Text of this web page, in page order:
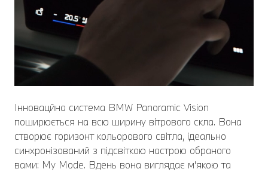
Інновацйна система BMW Panoramic Vision
поширюється на всю ширину вітрового скла. Вона
створює горизонт кольорового світла, ідеально
синхронізований з підсвіткою настрою обраного
вами: My Mode. Вдень вона виглядає м'якою та